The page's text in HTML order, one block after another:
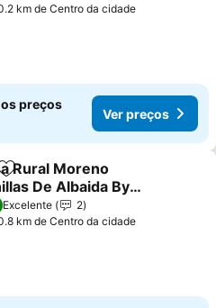
km de Centro da cidade
preços
Ver preços
Adicionar aos favoritos
Rural Moreno
De Albaida By
Excelente
2
km de Centro da cidade